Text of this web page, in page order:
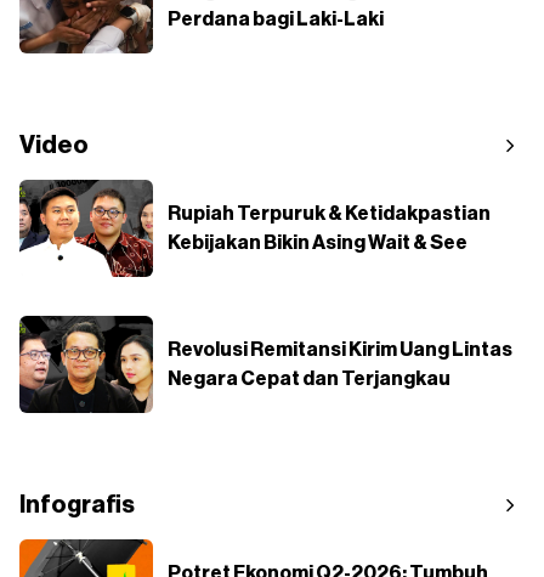
Perdana bagi Laki-Laki
Video
Rupiah Terpuruk & Ketidakpastian
Kebijakan Bikin Asing Wait & See
Revolusi Remitansi Kirim Uang Lintas
Negara Cepat dan Terjangkau
Infografis
Potret Ekonomi Q2-2026: Tumbuh